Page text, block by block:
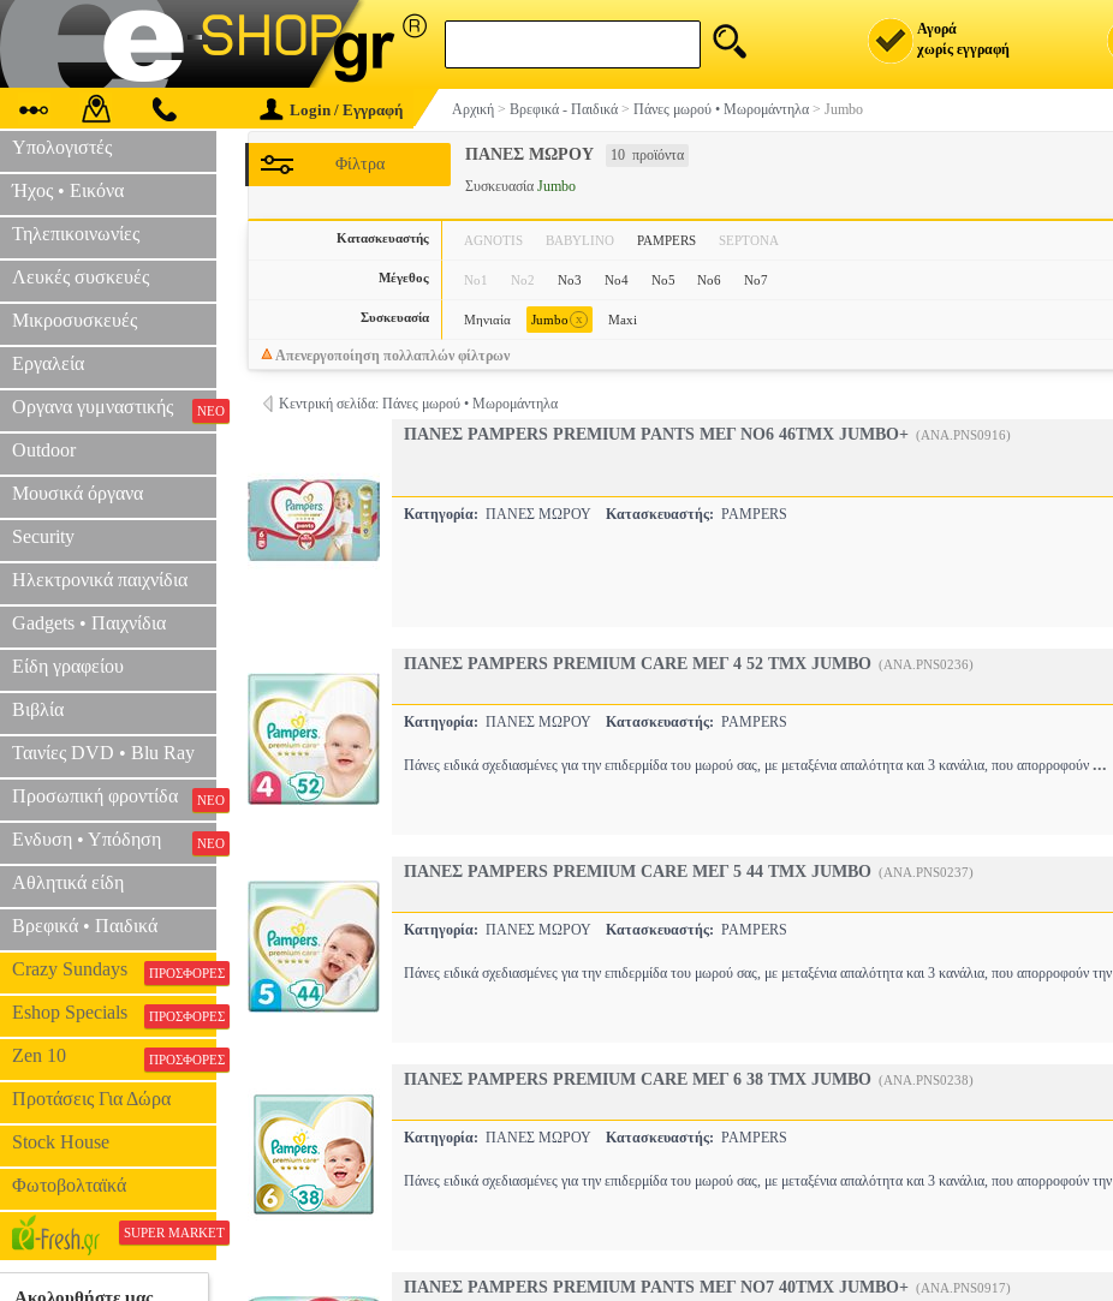
Αγορά
χωρίς εγγραφή
Login / Εγγραφή Αρχική > Βρεφικά - Παιδικά > Πάνες μωρού • Μωρομάντηλα > Jumbo
Υπολογιστές
Ήχος • Εικόνα
Τηλεπικοινωνίες
Λευκές συσκευές
Μικροσυσκευές
Εργαλεία
Οργανα γυμναστικής ΝΕΟ
Outdoor
Μουσικά όργανα
Security
Ηλεκτρονικά παιχνίδια
Gadgets • Παιχνίδια
Είδη γραφείου
Βιβλία
Ταινίες DVD • Blu Ray
Προσωπική φροντίδα ΝΕΟ
Ενδυση • Υπόδηση ΝΕΟ
Αθλητικά είδη
Βρεφικά • Παιδικά
Crazy Sundays ΠΡΟΣΦΟΡΕΣ
Eshop Specials ΠΡΟΣΦΟΡΕΣ
Zen 10 ΠΡΟΣΦΟΡΕΣ
Προτάσεις Για Δώρα
Stock House
Φωτοβολταϊκά
SUPER MARKET
ΠΑΝΕΣ ΜΩΡΟΥ 10 προϊόντα
Φίλτρα
Συσκευασία Jumbo
Κατασκευαστής AGNOTIS BABYLINO PAMPERS SEPTONA
Μέγεθος Nο1 Nο2 No3 Nο4 Nο5 Nο6 No7
Συσκευασία Μηνιαία Jumbo x Maxi
Απενεργοποίηση πολλαπλών φίλτρων
Κεντρική σελίδα: Πάνες μωρού • Μωρομάντηλα
ΠΑΝΕΣ PAMPERS PREMIUM PANTS ΜΕΓ NO6 46ΤΜΧ JUMBO+ (ANA.PNS0916)
Κατηγορία: ΠΑΝΕΣ ΜΩΡΟΥ Κατασκευαστής: PAMPERS
ΠΑΝΕΣ PAMPERS PREMIUM CARE ΜΕΓ 4 52 ΤΜΧ JUMBO (ANA.PNS0236)
Κατηγορία: ΠΑΝΕΣ ΜΩΡΟΥ Κατασκευαστής: PAMPERS
Πάνες ειδικά σχεδιασμένες για την επιδερμίδα του μωρού σας, με μεταξένια απαλότητα και 3 κανάλια, που απορροφούν ...
ΠΑΝΕΣ PAMPERS PREMIUM CARE ΜΕΓ 5 44 ΤΜΧ JUMBO (ANA.PNS0237)
Κατηγορία: ΠΑΝΕΣ ΜΩΡΟΥ Κατασκευαστής: PAMPERS
Πάνες ειδικά σχεδιασμένες για την επιδερμίδα του μωρού σας, με μεταξένια απαλότητα και 3 κανάλια, που απορροφούν την
ΠΑΝΕΣ PAMPERS PREMIUM CARE ΜΕΓ 6 38 ΤΜΧ JUMBO (ANA.PNS0238)
Κατηγορία: ΠΑΝΕΣ ΜΩΡΟΥ Κατασκευαστής: PAMPERS
Πάνες ειδικά σχεδιασμένες για την επιδερμίδα του μωρού σας, με μεταξένια απαλότητα και 3 κανάλια, που απορροφούν την
ΠΑΝΕΣ PAMPERS PREMIUM PANTS ΜΕΓ NO7 40ΤΜΧ JUMBO+ (ANA.PNS0917)